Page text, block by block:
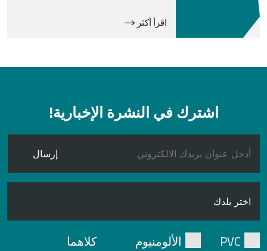
اقرأ أكثر
اشترك في النشرة الإخبارية!
إرسال
PVC الألومنيوم كلاهما